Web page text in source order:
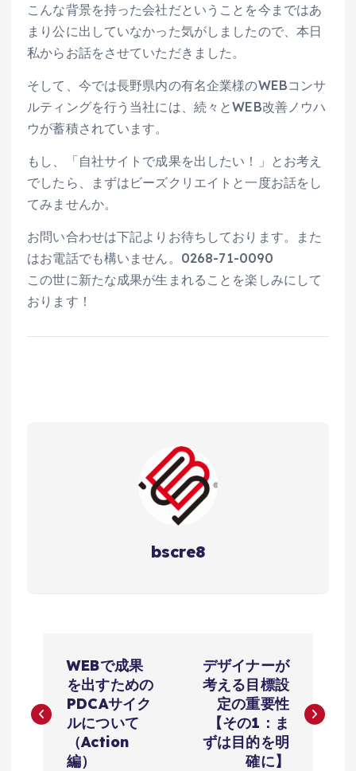
こんな背景を持った会社だということを今まではあ
まり公に出していなかった気がしましたので、本日
私からお話をさせていただきました。
そして、今では長野県内の有名企業様のWEBコンサ
ルティングを行う当社には、続々とWEB改善ノウハ
ウが蓄積されています。
もし、「自社サイトで成果を出したい！」とお考え
でしたら、まずはビーズクリエイトと一度お話をし
てみませんか。
お問い合わせは下記よりお待ちしております。また
はお電話でも構いません。0268-71-0090
この世に新たな成果が生まれることを楽しみにして
おります！
bscre8
ナ
WEBで成果
を出すための
PDCAサイク
ルについて
（Action
編）
デザイナーが
考える目標設
定の重要性
【その1：ま
ずは目的を明
確に】